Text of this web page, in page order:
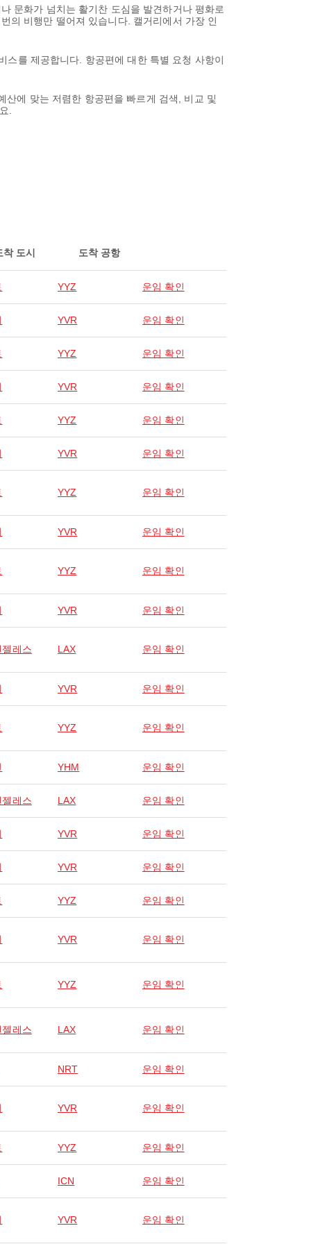
문화가 넘치는 활기찬 도심을 발견하거나 평화로
의 비행만 떨어져 있습니다. 캘거리에서 가장 인
를 제공합니다. 항공편에 대한 특별 요청 사항이
에 맞는 저렴한 항공편을 빠르게 검색, 비교 및
.
착 도시 도착 공항
YYZ 운임 확인
YVR 운임 확인
YYZ 운임 확인
YVR 운임 확인
YYZ 운임 확인
YVR 운임 확인
YYZ 운임 확인
YVR 운임 확인
YYZ 운임 확인
YVR 운임 확인
젤레스 LAX 운임 확인
YVR 운임 확인
YYZ 운임 확인
YHM 운임 확인
젤레스 LAX 운임 확인
YVR 운임 확인
YVR 운임 확인
YYZ 운임 확인
YVR 운임 확인
YYZ 운임 확인
젤레스 LAX 운임 확인
NRT 운임 확인
YVR 운임 확인
YYZ 운임 확인
ICN 운임 확인
YVR 운임 확인